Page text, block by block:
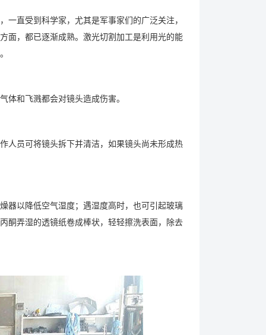
直受到科学家，尤其是军事家们的广泛关注，
面，都已逐渐成熟。激光切割加工是利用光的能
体和飞溅都会对镜头造成伤害。
人员可将镜头拆下并清洁，如果镜头尚未形成热
器以降低空气湿度；遇湿度高时，也可引起玻璃
酮弄湿的透镜纸卷成棒状，轻轻擦洗表面，除去